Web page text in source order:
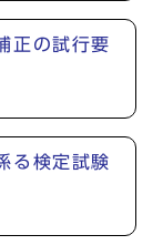
正の試行要
る検定試験